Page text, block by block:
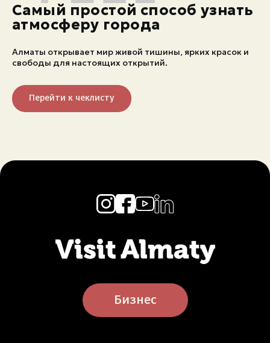
Самый простой способ узнать
атмосферу города
Алматы открывает мир живой тишины, ярких красок и
свободы для настоящих открытий.
Перейти к чеклисту
Бизнес